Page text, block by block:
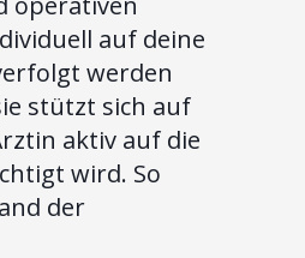
auf deine
werden
stützt sich auf
aktiv auf die
wird. So
der